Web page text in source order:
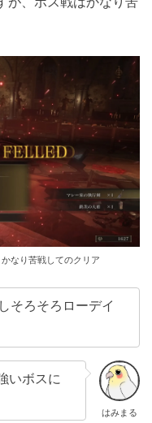
なり苦戦してのクリア
そろそろローデイ
はみまる
いボスに